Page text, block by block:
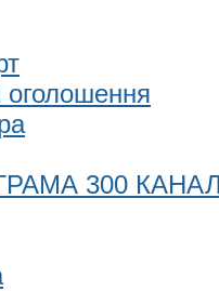
оголошення
300